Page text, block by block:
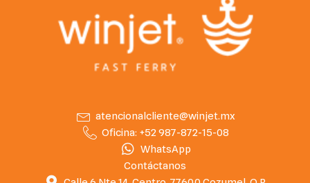
atencionalcliente@winjet.mx
Oficina: +52 987-872-15-08
WhatsApp
Contáctanos